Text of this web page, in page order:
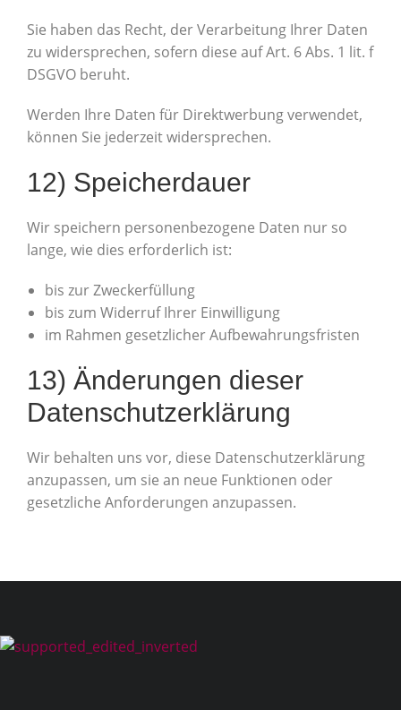
Sie haben das Recht, der Verarbeitung Ihrer Daten
zu widersprechen, sofern diese auf Art. 6 Abs. 1 lit. f
DSGVO beruht.
Werden Ihre Daten für Direktwerbung verwendet,
können Sie jederzeit widersprechen.
12) Speicherdauer
Wir speichern personenbezogene Daten nur so
lange, wie dies erforderlich ist:
bis zur Zweckerfüllung
bis zum Widerruf Ihrer Einwilligung
im Rahmen gesetzlicher Aufbewahrungsfristen
13) Änderungen dieser
Datenschutzerklärung
Wir behalten uns vor, diese Datenschutzerklärung
anzupassen, um sie an neue Funktionen oder
gesetzliche Anforderungen anzupassen.